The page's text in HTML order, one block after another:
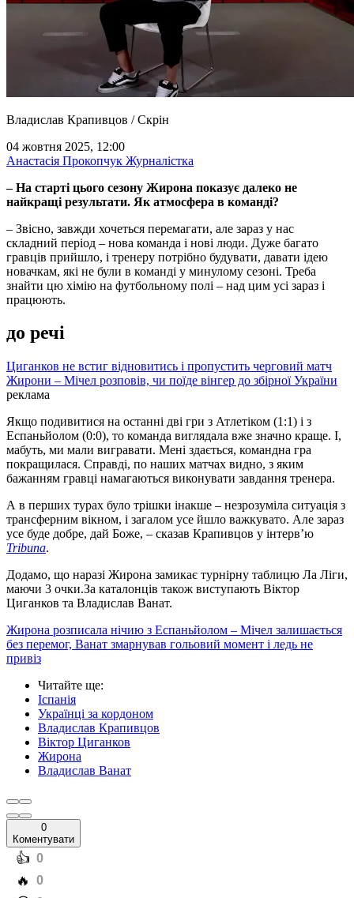
Владислав Крапивцов / Скрін
04 жовтня 2025, 12:00
Анастасія Прокопчук Журналістка
– На старті цього сезону Жирона показує далеко не
найкращі результати. Як атмосфера в команді?
– Звісно, завжди хочеться перемагати, але зараз у нас
складний період – нова команда і нові люди. Дуже багато
гравців прийшло, і тренеру потрібно будувати, давати ідею
новачкам, які не були в команді у минулому сезоні. Треба
знайти цю хімію на футбольному полі – над цим усі зараз і
працюють.
до речі
Циганков не встиг відновитись і пропустить черговий матч
Жирони – Мічел розповів, чи поїде вінгер до збірної України
реклама
Якщо подивитися на останні дві гри з Атлетіком (1:1) і з
Еспаньйолом (0:0), то команда виглядала вже значно краще. І,
мабуть, ми мали вигравати. Мені здається, командна гра
покращилася. Справді, по наших матчах видно, з яким
бажанням гравці намагаються виконувати завдання тренера.
А в перших турах було трішки інакше – незрозуміла ситуація з
трансферним вікном, і загалом усе йшло важкувато. Але зараз
усе буде добре, дай Боже, – сказав Крапивцов у інтервʼю
Tribuna.
Додамо, що наразі Жирона замикає турнірну таблицю Ла Ліги,
маючи 3 очки.За каталонців також виступають Віктор
Циганков та Владислав Ванат.
Жирона розписала нічию з Еспаньйолом – Мічел залишається
без перемог, Ванат змарнував гольовий момент і ледь не
привіз
Читайте ще:
Іспанія
Українці за кордоном
Владислав Крапивцов
Віктор Циганков
Жирона
Владислав Ванат
0
Коментувати
️👍 0
️🔥 0